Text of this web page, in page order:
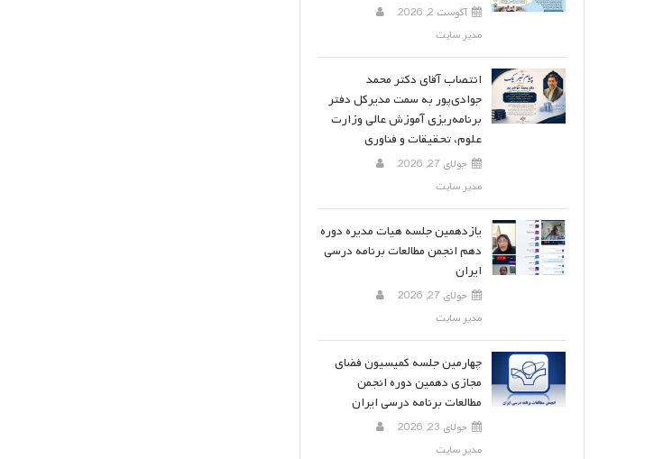
آگوست 2, 2026
مدیر سایت
انتصاب آقای دکتر محمد
جوادی‌پور به سمت مدیرکل دفتر
برنامه‌ریزی آموزش عالی وزارت
علوم، تحقیقات و فناوری
جولای 27, 2026
مدیر سایت
یازدهمین جلسه هیات مدیره دوره
دهم انجمن مطالعات برنامه درسی
ایران
جولای 27, 2026
مدیر سایت
چهارمین جلسه کمیسیون فضای
مجازی دهمین دوره انجمن
مطالعات برنامه درسی ایران
جولای 23, 2026
مدیر سایت